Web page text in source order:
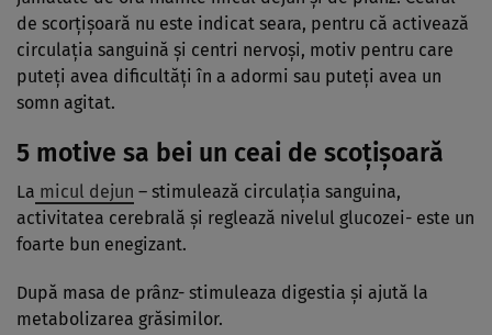
de scorţişoară nu este indicat seara, pentru că activează
circulaţia sanguină şi centri nervoşi, motiv pentru care
puteţi avea dificultăţi în a adormi sau puteţi avea un
somn agitat.
5 motive sa bei un ceai de scoţişoară
La micul dejun – stimulează circulaţia sanguina,
activitatea cerebrală şi reglează nivelul glucozei- este un
foarte bun enegizant.
După masa de prânz- stimuleaza digestia şi ajută la
metabolizarea grăsimilor.